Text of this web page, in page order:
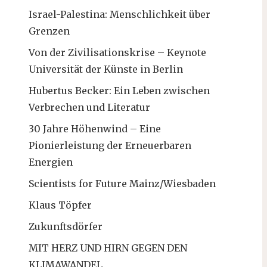
Israel-Palestina: Menschlichkeit über
Grenzen
Von der Zivilisationskrise – Keynote
Universität der Künste in Berlin
Hubertus Becker: Ein Leben zwischen
Verbrechen und Literatur
30 Jahre Höhenwind – Eine
Pionierleistung der Erneuerbaren
Energien
Scientists for Future Mainz/Wiesbaden
Klaus Töpfer
Zukunftsdörfer
MIT HERZ UND HIRN GEGEN DEN